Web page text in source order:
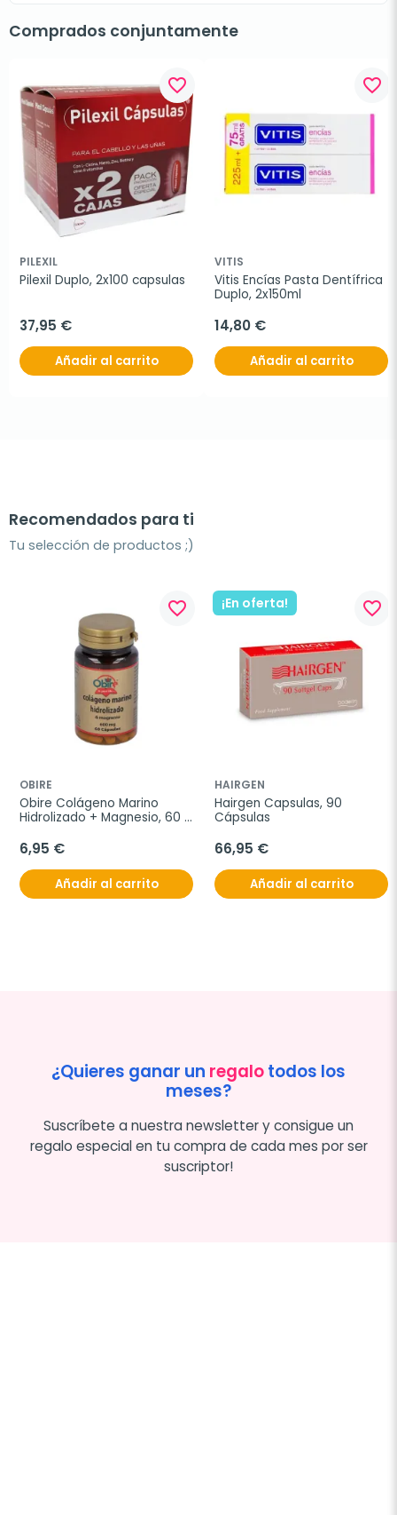
Comprados conjuntamente
favorite_border
PILEXIL
Pilexil Duplo, 2x100 capsulas
37,95 €
Añadir al carrito
favorite_border
VITIS
Vitis Encías Pasta Dentífrica
Duplo, 2x150ml
14,80 €
Añadir al carrito
Recomendados para ti
Tu selección de productos ;)
favorite_border
OBIRE
Obire Colágeno Marino
Hidrolizado + Magnesio, 60
6,95 €
Añadir al carrito
¡En oferta! favorite_border
HAIRGEN
Hairgen Capsulas, 90
Cápsulas
66,95 €
Añadir al carrito
¿Quieres ganar un regalotodos los
meses?
Suscríbete a nuestra newsletter y consigue un
regalo especial en tu compra de cada mes por ser
suscriptor!